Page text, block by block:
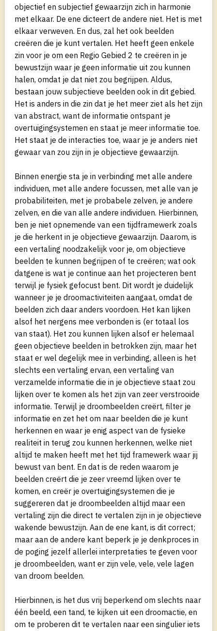
objectief en subjectief gewaarzijn zich in harmonie
met elkaar. De ene dicteert de andere niet. Het is met
elkaar verweven. En dus, zal het ook beelden
creëren die je kunt vertalen. Het heeft geen enkele
zin voor je om een Regio Gebied 2 te creëren in je
bewustzijn waar je geen informatie uit zou kunnen
halen, omdat je dat niet zou begrijpen. Aldus,
bestaan jouw subjectieve beelden ook in dit gebied.
Het is anders in die zin dat je het meer ziet als het zijn
van abstract, want de informatie ontspant je
overtuigingsystemen en staat je meer informatie toe.
Het staat je de interacties toe, waar je je anders niet
gewaar van zou zijn in je objectieve gewaarzijn.
Binnen energie sta je in verbinding met alle andere
individuen, met alle andere focussen, met alle van je
probabiliteiten, met je probabele zelven, je andere
zelven, en die van alle andere individuen. Hierbinnen,
ben je niet opnemende van een tijdframewerk zoals
je die herkent in je objectieve gewaarzijn. Daarom, is
een vertaling noodzakelijk voor je, om objectieve
beelden te kunnen begrijpen of te creëren; wat ook
datgene is wat je continue aan het projecteren bent
terwijl je fysiek gefocust bent. Dit wordt je duidelijk
wanneer je je droomactiviteiten aangaat, omdat de
beelden zich daar anders voordoen. Het kan lijken
alsof het nergens mee verbonden is (er totaal los
van staat). Het zou kunnen lijken alsof er helemaal
geen objectieve beelden in betrokken zijn, maar het
staat er wel degelijk mee in verbinding, alleen is het
slechts een vertaling ervan, een vertaling van
verzamelde informatie die in je objectieve staat zou
lijken over te komen als het zijn van zeer verstrooide
informatie. Terwijl je droombeelden creërt, filter je
informatie en zet het om naar beelden die je kunt
herkennen en waar je enig aspect van de fysieke
realiteit in terug zou kunnen herkennen, welke niet
altijd te maken heeft met het tijd framewerk waar jij
bewust van bent. En dat is de reden waarom je
beelden creërt die je zeer vreemd lijken over te
komen, en creër je overtuigingsystemen die je
suggereren dat je droombeelden altijd maar een
vertaling zijn die direct te vertalen zijn in je objectieve
wakende bewustzijn. Aan de ene kant, is dit correct;
maar aan de andere kant beperk je je denkproces in
de poging jezelf allerlei interpretaties te geven voor
je droombeelden, want er zijn vele, vele, vele lagen
van droom beelden.
Hierbinnen, is het dus vrij beperkend om slechts naar
één beeld, een tand, te kijken uit een droomactie, en
om te proberen dit te vertalen naar een singulier iets